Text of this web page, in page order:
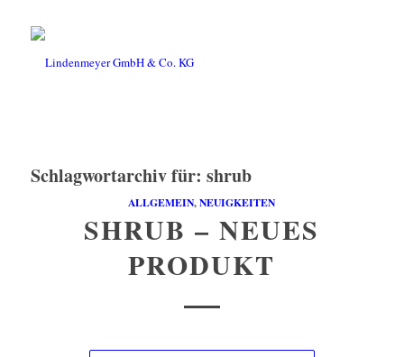
Schlagwortarchiv für: shrub
ALLGEMEIN,NEUIGKEITEN
SHRUB – NEUES
PRODUKT